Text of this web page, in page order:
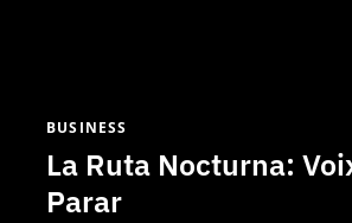
BUSINESS
La Ruta Nocturna:
Parar